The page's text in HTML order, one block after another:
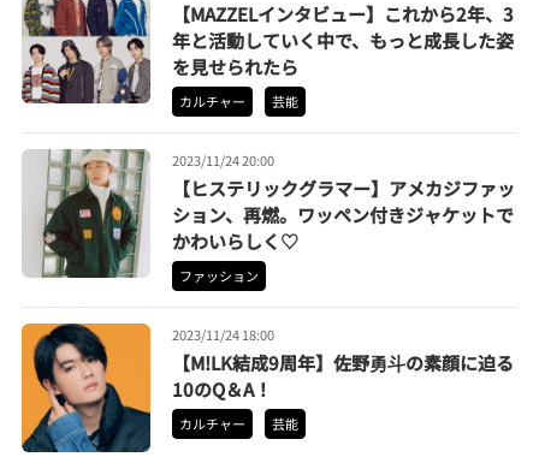
【MAZZELインタビュー】これから2年、3
年と活動していく中で、もっと成長した姿
を見せられたら
カルチャー 芸能
2023/11/24 20:00
【ヒステリックグラマー】アメカジファッ
ション、再燃。ワッペン付きジャケットで
かわいらしく♡
ファッション
2023/11/24 18:00
【M!LK結成9周年】佐野勇斗の素顔に迫る
10のQ＆A！
カルチャー 芸能